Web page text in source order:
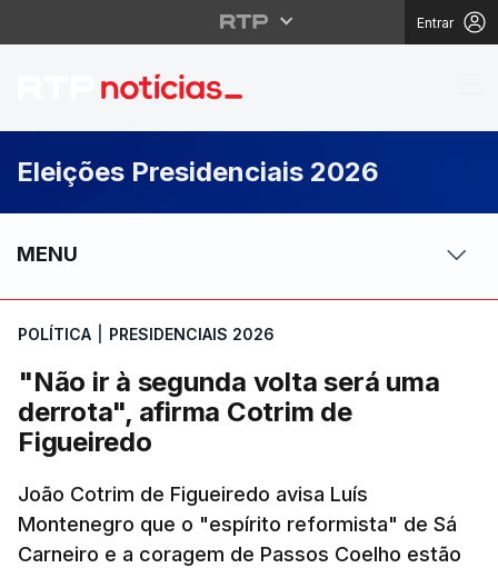
Entrar
"Não ir à segunda
Eleições Presidenciais 2026
MENU
POLÍTICA PRESIDENCIAIS 2026
"Não ir à segunda volta será uma
derrota", afirma Cotrim de
Figueiredo
João Cotrim de Figueiredo avisa Luís
Montenegro que o "espírito reformista" de Sá
Carneiro e a coragem de Passos Coelho estão